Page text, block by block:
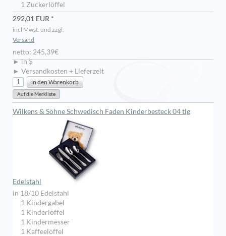
1 Zuckerlöffel
292,01 EUR *
incl Mwst. und zzgl.
Versand
netto: 245,39€
► in $
► Versandkosten + Lieferzeit
Wilkens & Söhne Schwedisch Faden Kinderbesteck 04 tlg
Edelstahl
in 18/10 Edelstahl
1 Kindergabel
1 Kinderlöffel
1 Kindermesser
1 Kaffeelöffel